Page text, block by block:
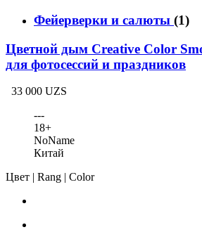
Фейерверки и салюты (1)
Цветной дым Creative Color
для фотосессий и праздников
33 000 UZS
---
18+
NoName
Китай
Цвет | Rang | Color